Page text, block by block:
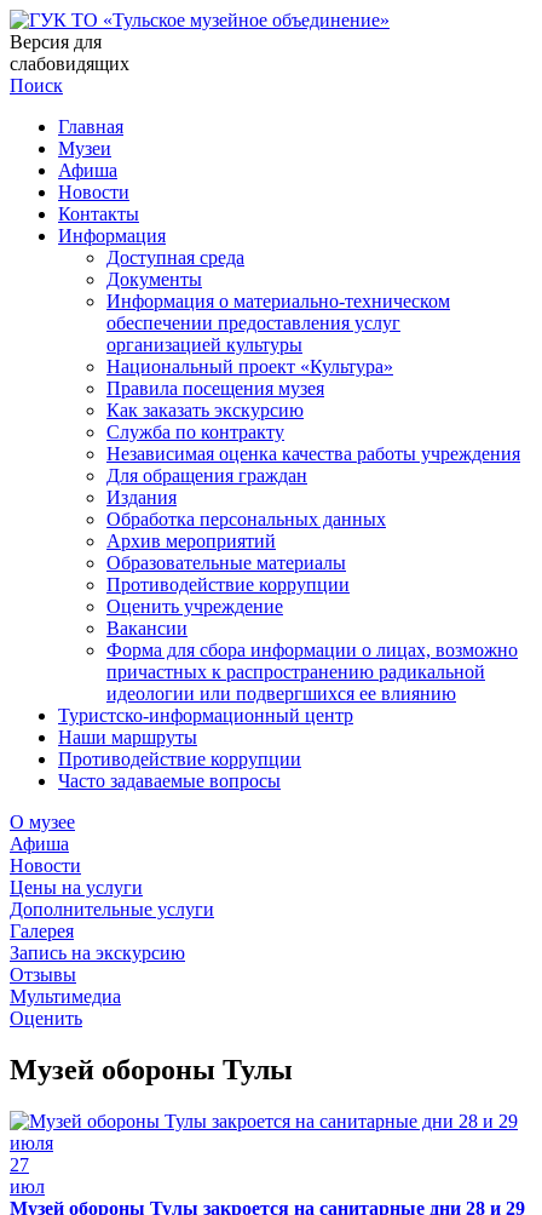
Версия для
слабовидящих
Поиск
Главная
Музеи
Афиша
Новости
Контакты
Информация
Доступная среда
Документы
Информация о материально-техническом
обеспечении предоставления услуг
организацией культуры
Национальный проект «Культура»
Правила посещения музея
Как заказать экскурсию
Служба по контракту
Независимая оценка качества работы учреждения
Для обращения граждан
Издания
Обработка персональных данных
Архив мероприятий
Образовательные материалы
Противодействие коррупции
Оценить учреждение
Вакансии
Форма для сбора информации о лицах, возможно
причастных к распространению радикальной
идеологии или подвергшихся ее влиянию
Туристско-информационный центр
Наши маршруты
Противодействие коррупции
Часто задаваемые вопросы
О музее
Афиша
Новости
Цены на услуги
Дополнительные услуги
Галерея
Запись на экскурсию
Отзывы
Мультимедиа
Оценить
Музей обороны Тулы
27
июл
Музей обороны Тулы закроется на санитарные дни 28 и 29